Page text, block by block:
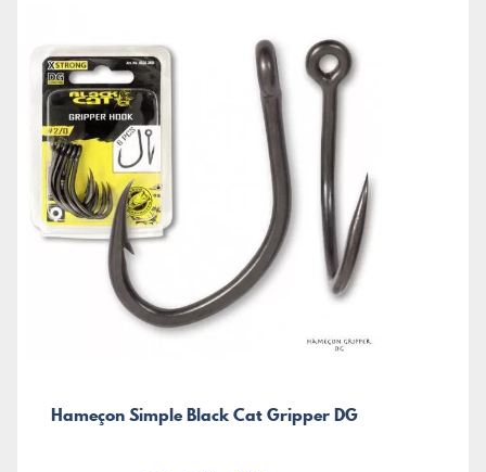
Hameçon Simple Black Cat Gripper DG